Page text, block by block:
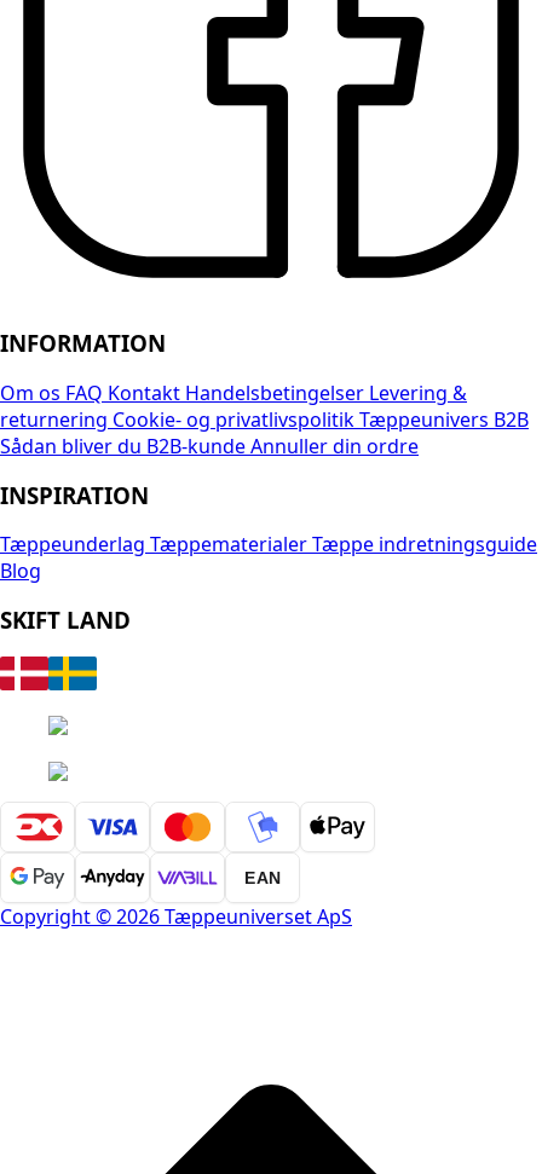
INFORMATION
Om os FAQ Kontakt Handelsbetingelser Levering &
returnering Cookie- og privatlivspolitikTæppeunivers B2B
Sådan bliver du B2B-kundeAnnuller din ordre
INSPIRATION
Tæppeunderlag TæppematerialerTæppe indretningsguide
Blog
SKIFT LAND
EAN
Copyright © 2026 Tæppeuniverset ApS